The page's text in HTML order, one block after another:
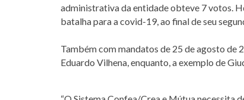
administrativa da entidade obteve 7 votos.
batalha para a covid-19, ao final de seu
Também com mandatos de 25 de agosto de
Eduardo Vilhena, enquanto, a exemplo de